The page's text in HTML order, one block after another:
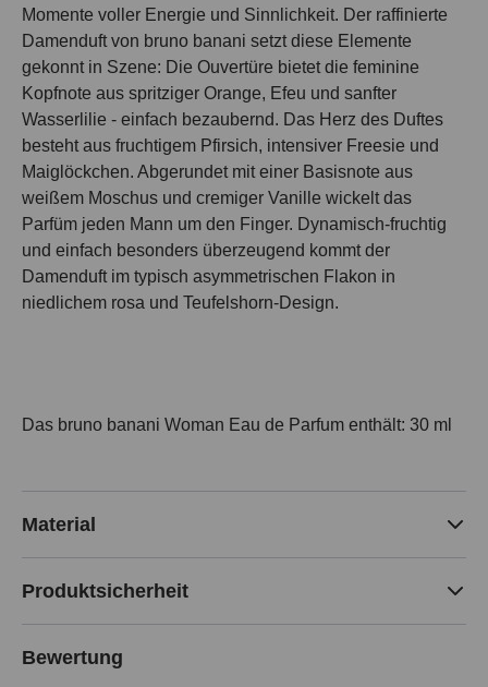
Momente voller Energie und Sinnlichkeit. Der raffinierte
Damenduft von bruno banani setzt diese Elemente
gekonnt in Szene: Die Ouvertüre bietet die feminine
Kopfnote aus spritziger Orange, Efeu und sanfter
Wasserlilie - einfach bezaubernd. Das Herz des Duftes
besteht aus fruchtigem Pfirsich, intensiver Freesie und
Maiglöckchen. Abgerundet mit einer Basisnote aus
weißem Moschus und cremiger Vanille wickelt das
Parfüm jeden Mann um den Finger. Dynamisch-fruchtig
und einfach besonders überzeugend kommt der
Damenduft im typisch asymmetrischen Flakon in
niedlichem rosa und Teufelshorn-Design.
Das bruno banani Woman Eau de Parfum enthält: 30 ml
Material
Produktsicherheit
Bewertung